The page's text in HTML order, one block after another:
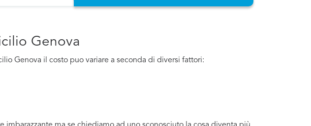
Genova
Genova il costo puo variare a seconda di diversi fattori: